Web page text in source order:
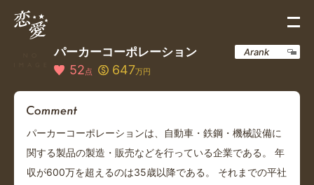
パーカーコーポレーション
52点 647万円
Arank
パーカーコーポレーションは、自動車・鉄鋼・機械設備に
関する製品の製造・販売などを行っている企業である。 年
収が600万を超えるのは35歳以降である。 それまでの平社